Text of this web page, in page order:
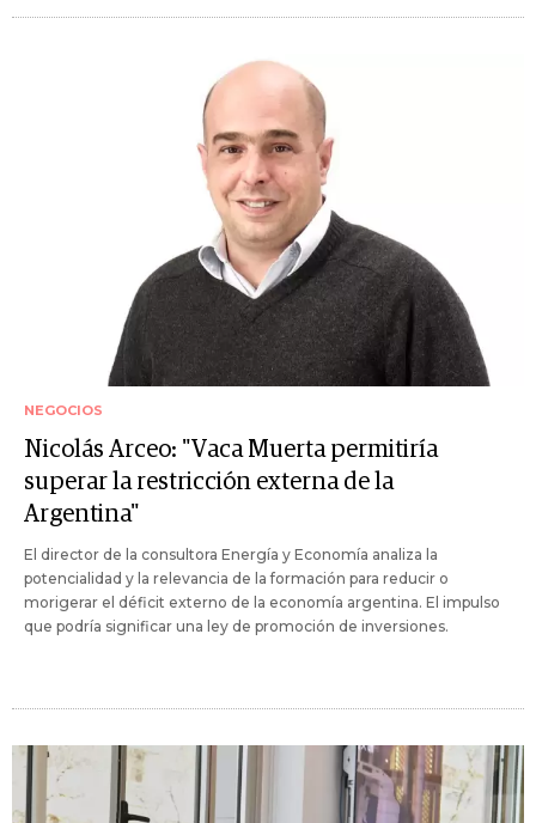
NEGOCIOS
Nicolás Arceo: "Vaca Muerta permitiría
superar la restricción externa de la
Argentina"
El director de la consultora Energía y Economía analiza la
potencialidad y la relevancia de la formación para reducir o
morigerar el déficit externo de la economía argentina. El impulso
que podría significar una ley de promoción de inversiones.